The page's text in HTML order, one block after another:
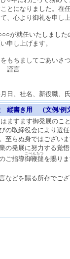
とになりました。在
、心より御礼を申し
が就任いたしまし
申し上げます。
もちましてごあいさ
、新役職、氏
縦書き用 （文例/例
ますます御発展のこ
の取締役会により選
至らぬ身ではござい
の発展に努力する覚
ご指導御鞭撻
ごべんたつ
を賜り
などを賜る所存でご